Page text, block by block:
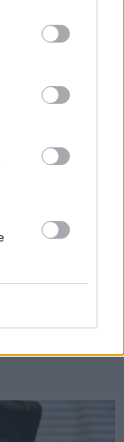
på platen slik at
rette når du
men da blir
og
den lange